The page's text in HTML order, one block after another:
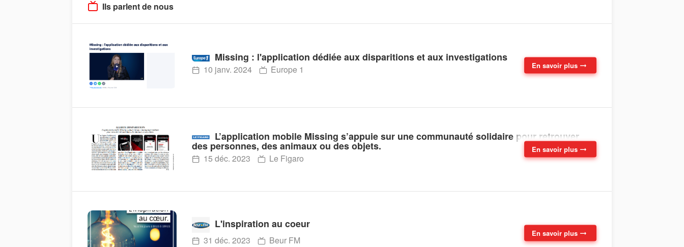
Ils parlent de nous
Missing : l'application dédiée aux disparitions et aux investigations
10 janv. 2024 Europe 1 En savoir plus
L’application mobile Missing s’appuie sur une communauté solidaire pour retrouver
des personnes, des animaux ou des objets.
15 déc. 2023 Le Figaro
En savoir plus
L'inspiration au coeur
31 déc. 2023 Beur FM
En savoir plus